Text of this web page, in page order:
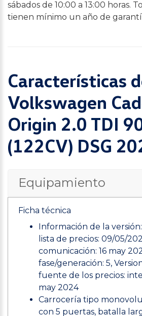
sábados de 10:00 a 13:00 horas.
tienen mínimo un año de
Características
Volkswagen
Origin 2.0 TDI
(122CV) DSG
Equipamiento
Ficha técnica
Información de la
lista de precios: 09/05/
comunicación: 16 may
fase/generación: 5,
fuente de los precios:
may 2024
Carrocería tipo
con 5 puertas, batalla